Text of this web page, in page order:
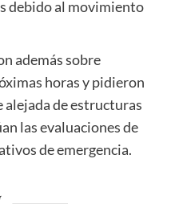
debido al movimiento
además sobre
horas y pidieron
alejada de estructuras
las evaluaciones de
de emergencia.